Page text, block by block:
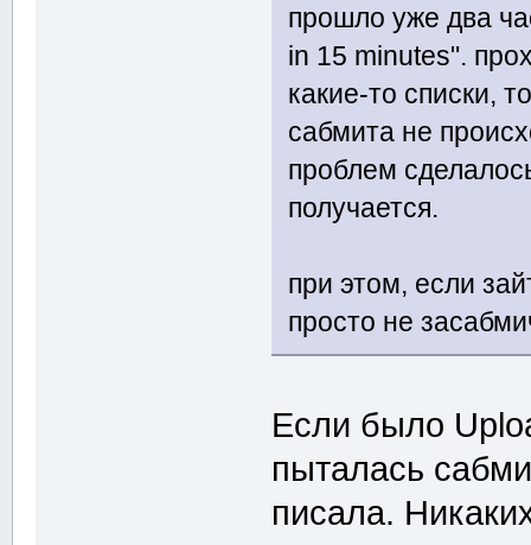
прошло уже два
in 15 minutes".
какие-то списки,
сабмита не
проблем
получается.
при этом, если
просто не
Если было
пыталась
писала.